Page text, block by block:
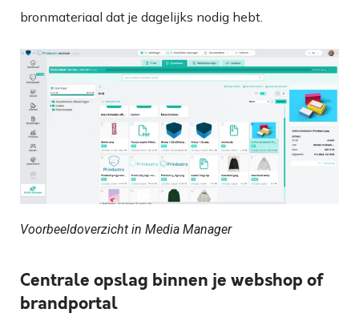
bronmateriaal dat je dagelijks nodig hebt.
Voorbeeldoverzicht in Media Manager
Centrale opslag binnen je webshop of
brandportal